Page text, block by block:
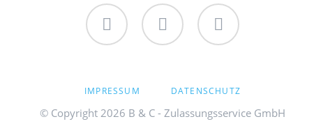
NAVIGATION
IMPRESSUM DATENSCHUTZ
© Copyright 2026 B & C - Zulassungsservice GmbH